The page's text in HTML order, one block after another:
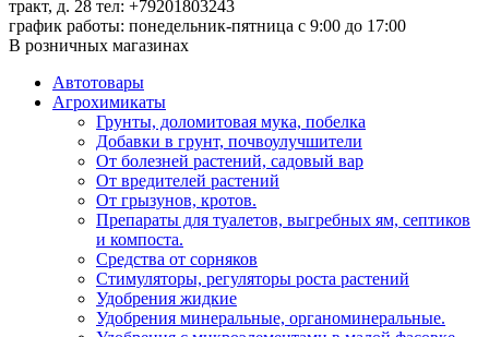
тракт, д. 28 тел: +79201803243
график работы: понедельник-пятница с 9:00 до 17:00
В розничных магазинах
Автотовары
Агрохимикаты
Грунты, доломитовая мука, побелка
Добавки в грунт, почвоулучшители
От болезней растений, садовый вар
От вредителей растений
От грызунов, кротов.
Препараты для туалетов, выгребных ям, септиков
и компоста.
Средства от сорняков
Стимуляторы, регуляторы роста растений
Удобрения жидкие
Удобрения минеральные, органоминеральные.